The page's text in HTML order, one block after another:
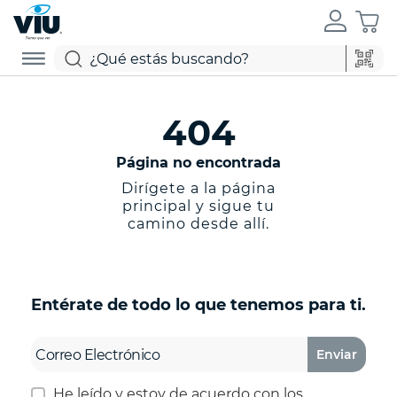
404
Página no encontrada
Dirígete a la página
principal y sigue tu
camino desde allí.
Entérate de todo lo que tenemos para ti.
Enviar